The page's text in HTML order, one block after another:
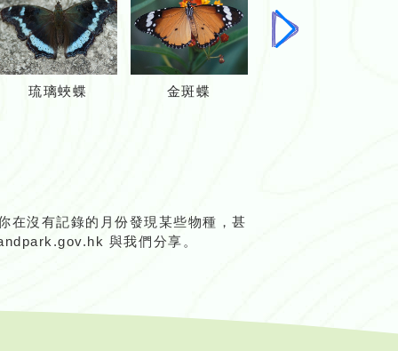
琉璃蛺蝶 金斑蝶
下
在沒有記錄的月份發現某些物種，甚
與我們分享。